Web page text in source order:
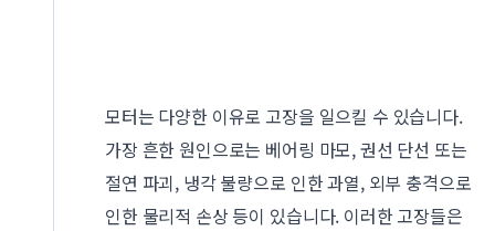
모터는 다양한 이유로 고장을 일으킬 수 있습니다.
가장 흔한 원인으로는 베어링 마모, 권선 단선 또는
절연 파괴, 냉각 불량으로 인한 과열, 외부 충격으로
인한 물리적 손상 등이 있습니다. 이러한 고장들은